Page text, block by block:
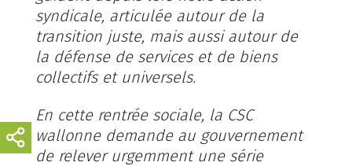
syndicale, articulée autour de la
transition juste, mais aussi autour de
la défense de services et de biens
collectifs et universels.
En cette rentrée sociale, la CSC
wallonne demande au gouvernement
de relever urgemment une série